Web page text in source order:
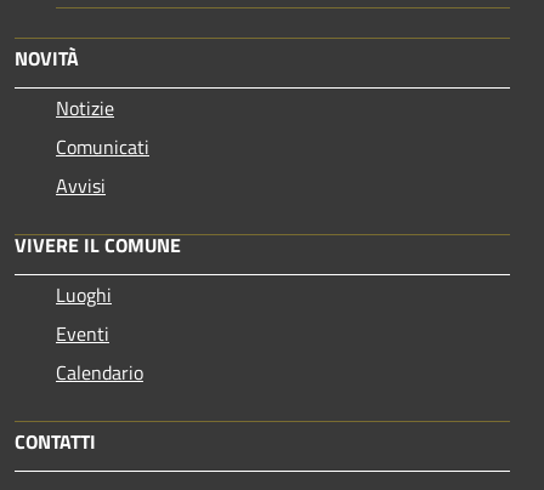
NOVITÀ
Notizie
Comunicati
Avvisi
VIVERE IL COMUNE
Luoghi
Eventi
Calendario
CONTATTI